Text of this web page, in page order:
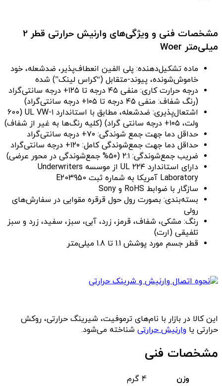
مشخصات فنی و ویژگی‌های وارنیش حرارتی قطر 2
میلی‌متر Woer
ماده تشکیل‌دهنده: پلی الفین انعطاف‌پذیر، ضدشعله، خود
خاموش‌شونده، پیوند-متقابل (“کراس لینک”) شده
درجه حرارت کاری: منفی ۴۵ درجه تا ۱۲۵+ درجه سانتی‌گراد
(رنگ شفاف: منفی ۴۵ درجه تا ۱۰۵+ درجه سانتی‌گراد)
اشتعال‌پذیری: ضدشعله، مطابق با استاندارد ۱-UL VW (600
ولت، ۱۰۵+ درجه سانتی گراد) (کلیه رنگ‌ها به غیر از شفاف)
حداقل دما جهت جمع شوندگی: ۷۰+ درجه سانتی‌گراد
حداقل دما جهت جمع‌شوندگی کامل: ۱۲۰+ درجه سانتی‌گراد
ضریب جمع‌شوندگی: ۲:۱ (۵۰% جمع‌شوندگی در محور عرضی)
دارای استاندارد ۲۲۴ UL از موسسه Underwriters
Laboratory آمریکا به شماره ثبت E203950
سازگار با ضوابط RoHS و Sony
بسته‌بندی: بصورت رول حول قرقره مقوایی در سفارش‌های
رولی
رنگ: مشکی، شفاف، قرمز، زرد، آبی، سبز، سفید، زرد و سبز
تلفیقی (ارت)
قطر جسم مورد پوشش 1.1 تا 1.8 میلی‌متر
این کالا در بازار با نام‌های ترموفیت، شیرینگ حرارتی، روکش
حرارتی یا وارنیش حرارتی شناخته می‌شود.
مشخصات فنی
وزن
4 گرم